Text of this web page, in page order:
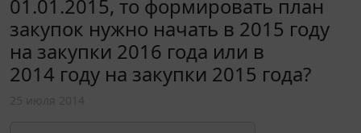
01.01.2015, то формировать план
закупок нужно начать в 2015 году
на закупки 2016 года или в
2014 году на закупки 2015 года?